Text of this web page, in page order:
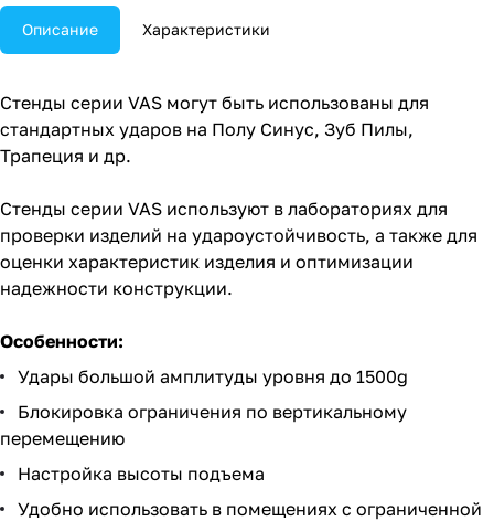
Описание Характеристики
Стенды серии VAS могут быть использованы для
стандартных ударов на Полу Синус, Зуб Пилы,
Трапеция и др.
Стенды серии VAS используют в лабораториях для
проверки изделий на удароустойчивость, а также для
оценки характеристик изделия и оптимизации
надежности конструкции.
Особенности:
Удары большой амплитуды уровня до 1500g
Блокировка ограничения по вертикальному
перемещению
Настройка высоты подъема
Удобно использовать в помещениях с ограниченной